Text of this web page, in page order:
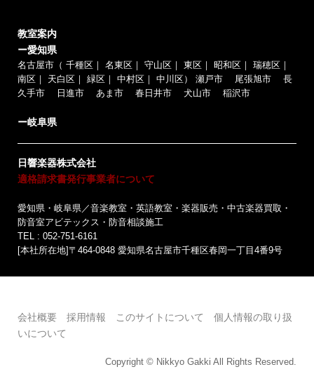
教室案内
ー愛知県
名古屋市（ 千種区 ｜ 名東区 ｜ 守山区 ｜ 東区 ｜ 昭和区 ｜ 瑞穂区 ｜
南区 ｜ 天白区 ｜ 緑区 ｜ 中村区 ｜ 中川区） 瀬戸市 尾張旭市
長
久手市
日進市 あま市 春日井市 犬山市 稲沢市
ー岐阜県
日響楽器株式会社
適格請求書発行事業者について
愛知県・岐阜県／音楽教室・英語教室・楽器販売・中古楽器買取・
防音室アビテックス・防音相談施工
TEL : 052-751-6161
[本社所在地]〒464-0848 愛知県名古屋市千種区春岡一丁目4番9号
会社概要 採用情報 このサイトについて
個人情報の取り扱
いについて
Copyright © Nikkyo Gakki All Rights Reserved.